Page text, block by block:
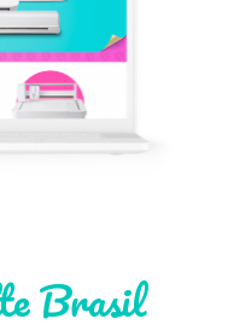
Brasil